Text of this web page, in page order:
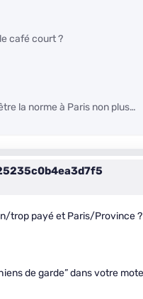
café court ?
la norme à Paris non plus…
trop payé et Paris/Province ?
de garde” dans votre